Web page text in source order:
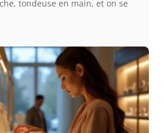
tondeuse en main, et on se